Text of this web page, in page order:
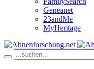
Geneanet
23andMe
MyHeritage